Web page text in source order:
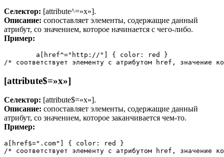
Селектор: [attribute^=»x»].
Описание: сопоставляет элементы, содержащие данный
атрибут, со значением, которое начинается с чего-либо.
Пример:
/* соответствует элементу с атрибутом href,
[attribute$=»x»]
Селектор: [attribute$=»x»].
Описание: сопоставляет элементы, содержащие данный
атрибут, со значением, которое заканчивается чем-то.
Пример:
a[href$=".com"] { color: red }
/* соответствует элементу с атрибутом href, значение